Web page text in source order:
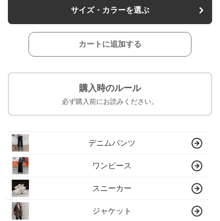
サイズ・カラーを選ぶ
カートに追加する
購入時のルール
必ず購入前にお読みください。
デニムパンツ
ワンピース
スニーカー
ジャケット